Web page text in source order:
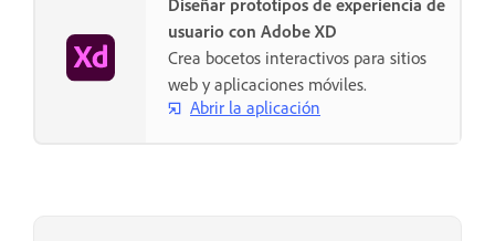
usuario con Adobe XD
Crea bocetos interactivos para sitios
web y aplicaciones móviles.
Abrir la aplicación